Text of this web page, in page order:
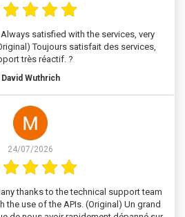
satisfied with the services, very
Toujours satisfait des services,
très réactif. ?
David Wuthrich
24/07/2026
thanks to the technical support team
the use of the APIs. (Original) Un grand